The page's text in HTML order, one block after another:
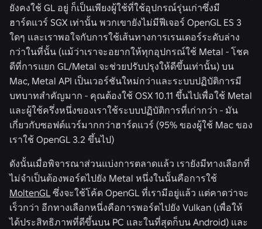
ยังคงใช้ GL อยู่ ก็เป็นเพียงผู้ใช้ที่ใช้อุปกรณ์รุ่นเก่าซึ่งมี
ฮาร์ดแวร์ SGX เท่านั้น พวกเขายังไม่มีฟีเจอร์ OpenGL ES 3
ใดๆ และเราพอใจกับการใช้เส้นทางการเรนเดอร์ระดับล่าง
กว่าในที่นั้น (แม้ว่าเราจะอยากให้ทุกอุปกรณ์ใช้ Metal - โชค
ดีที่การแยก GL/Metal จะช่วยปรับปรุงให้ดีขึ้นเท่านั้น) บน
Mac, Metal API เป็นเวอร์ชันใหม่กว่าและระบบปฏิบัติการมี
บทบาทสำคัญมาก - คุณต้องใช้ OSX 10.11 ขึ้นไปเพื่อใช้ Metal
และผู้ใช้ครึ่งหนึ่งของเราใช้ระบบปฏิบัติการที่เก่ากว่า - มัน
เกี่ยวกับซอฟต์แวร์มากกว่าฮาร์ดแวร์ (95% ของผู้ใช้ Mac ของ
เราใช้ OpenGL 3.2 ขึ้นไป)
ดังนั้นเมื่อพิจารณาส่วนแบ่งการตลาดแล้ว เรายังมีทางเลือกที่
ไม่จำเป็นต้องพอร์ตไปยัง Metal หนึ่งในนั้นคือการใช้
MoltenGL ซึ่งจะใช้โค้ด OpenGL ที่เรามีอยู่แล้ว แต่คาดว่าจะ
เร็วกว่า อีกทางเลือกหนึ่งคือการพอร์ตไปยัง Vulkan (เพื่อให้
ได้ประสิทธิภาพที่ดีขึ้นบน PC และในที่สุดก็บน Android) และ